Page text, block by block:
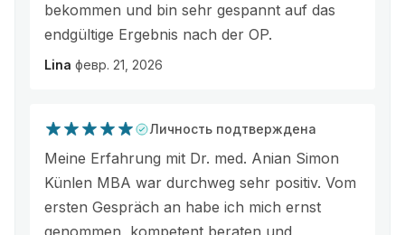
bekommen und bin sehr gespannt auf das
endgültige Ergebnis nach der OP.
Lina февр. 21, 2026
Личность подтверждена
Meine Erfahrung mit Dr. med. Anian Simon
Künlen MBA war durchweg sehr positiv. Vom
ersten Gespräch an habe ich mich ernst
genommen, kompetent beraten und